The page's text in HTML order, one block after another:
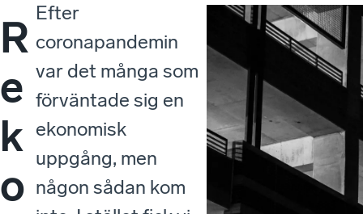
R
e
k
o
Efter
coronapandemin
var det många som
förväntade sig en
ekonomisk
uppgång, men
någon sådan kom